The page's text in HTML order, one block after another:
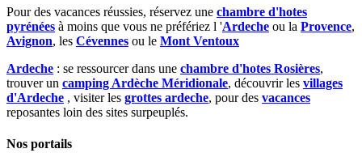
Pour des vacances réussies, réservez une chambre d'hotes
pyrénées à moins que vous ne préfériez l 'Ardeche ou la Provence,
Avignon, les Cévennes ou le Mont Ventoux
Ardeche : se ressourcer dans une chambre d'hotes Rosières,
trouver un camping Ardèche Méridionale, découvrir les villages
d'Ardeche , visiter les grottes ardeche, pour des vacances
reposantes loin des sites surpeuplés.
Nos portails